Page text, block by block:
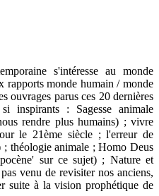
s'intéresse au monde
rapports monde humain / monde
ouvrages parus ces 20 dernières
inspirants : Sagesse animale
rendre plus humains) ; vivre
le 21ème siècle ; l'erreur de
; théologie animale ; Homo Deus
sur ce sujet) ; Nature et
venu de revisiter nos anciens,
suite à la vision prophétique de